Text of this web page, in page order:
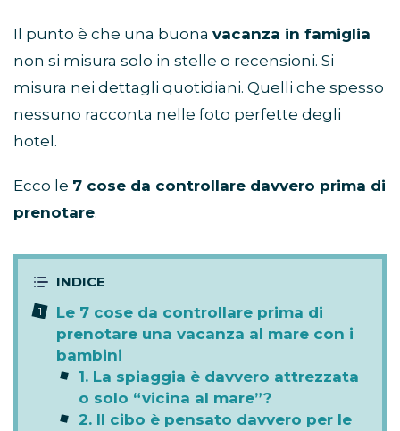
Il punto è che una buona vacanza in famiglia
non si misura solo in stelle o recensioni. Si
misura nei dettagli quotidiani. Quelli che spesso
nessuno racconta nelle foto perfette degli
hotel.
Ecco le 7 cose da controllare davvero prima di
prenotare.
Le 7 cose da controllare prima di
prenotare una vacanza al mare con i
bambini
1. La spiaggia è davvero attrezzata
o solo “vicina al mare”?
2. Il cibo è pensato davvero per le